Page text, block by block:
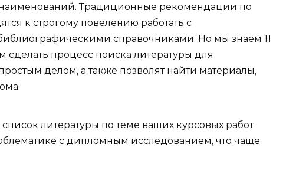
наименований. Традиционные рекомендации по
к строгому повелению работать с
справочниками. Но мы знаем 11
сделать процесс поиска литературы для
делом, а также позволят найти материалы,
литературы по теме ваших курсовых работ
с дипломным исследованием, что чаще